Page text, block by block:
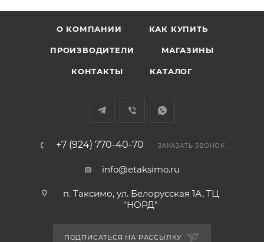
О КОМПАНИИ КАК КУПИТЬ
ПРОИЗВОДИТЕЛИ МАГАЗИНЫ
КОНТАКТЫ КАТАЛОГ
+7 (924) 770-40-70 ЗАКАЗАТЬ ЗВОНОК
info@etaksimo.ru
п. Таксимо, ул. Белорусская 1А, ТЦ
"НОРД"
ПОДПИСАТЬСЯ НА РАССЫЛКУ